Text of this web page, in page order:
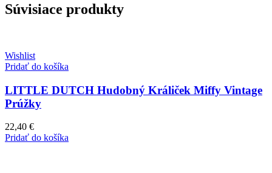
Súvisiace produkty
Wishlist
Pridať do košíka
LITTLE DUTCH Hudobný Králiček Miffy Vintage
Prúžky
22,40 €
Pridať do košíka